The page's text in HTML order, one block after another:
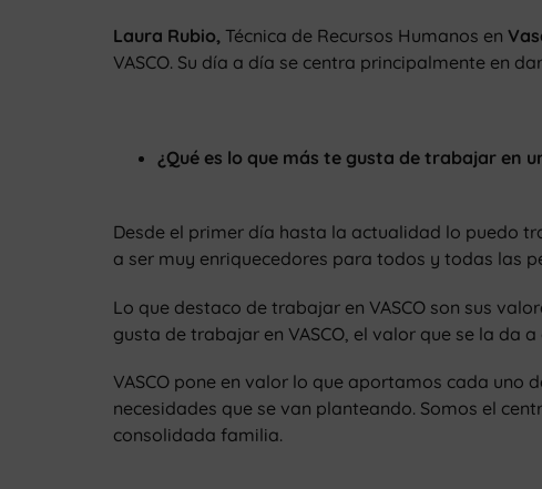
Laura Rubio, Técnica de Recursos Humanos en
VASCO. Su día a día se centra principalmente en
¿Qué es lo que más te gusta de trabajar en
Desde el primer día hasta la actualidad lo puedo
a ser muy enriquecedores para todos y todas las
Lo que destaco de trabajar en VASCO son sus
gusta de trabajar en VASCO, el valor que se la da
VASCO pone en valor lo que aportamos cada
necesidades que se van planteando. Somos el
consolidada familia.